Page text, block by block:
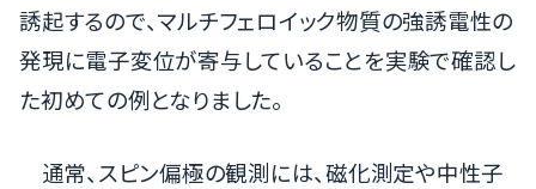
誘起するので、マルチフェロイック物質の強誘電性の
発現に電子変位が寄与していることを実験で確認し
た初めての例となりました。
通常、スピン偏極の観測には、磁化測定や中性子